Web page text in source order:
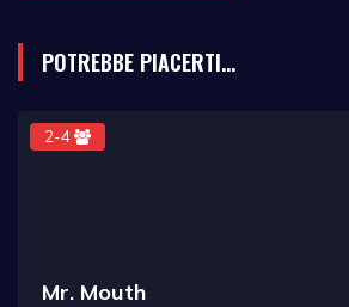
POTREBBE PIACERTI...
2-4
Mr. Mouth